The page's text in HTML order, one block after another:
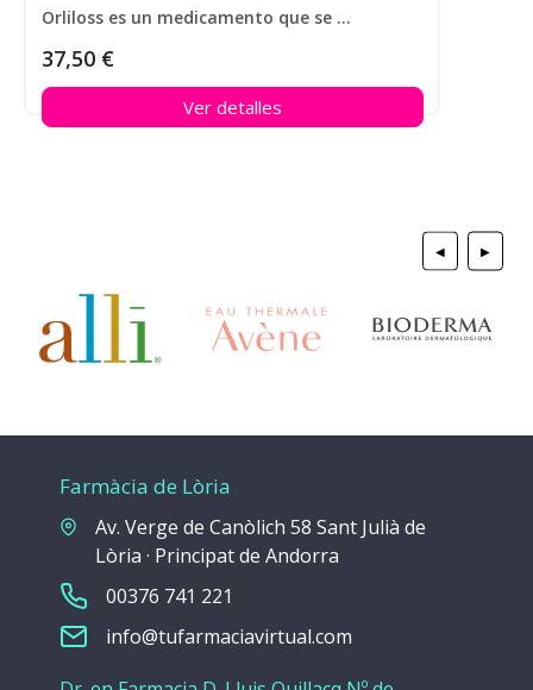
Orliloss es un medicamento que se utiliza para ayudar a perder peso en personas que padecen obesidad.
37,50 €
Ver detalles
◀ ▶
Farmàcia de Lòria
Av. Verge de Canòlich 58 Sant Julià de
Lòria · Principat de Andorra
00376 741 221
info@tufarmaciavirtual.com